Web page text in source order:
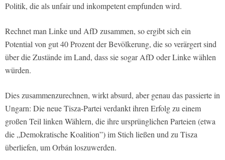
Politik, die als unfair und inkompetent empfunden wird.
Rechnet man Linke und AfD zusammen, so ergibt sich ein
Potential von gut 40 Prozent der Bevölkerung, die so verärgert sind
über die Zustände im Land, dass sie sogar AfD oder Linke wählen
würden.
Dies zusammenzurechnen, wirkt absurd, aber genau das passierte in
Ungarn: Die neue Tisza-Partei verdankt ihren Erfolg zu einem
großen Teil linken Wählern, die ihre ursprünglichen Parteien (etwa
die „Demokratische Koalition”) im Stich ließen und zu Tisza
überliefen, um Orbán loszuwerden.